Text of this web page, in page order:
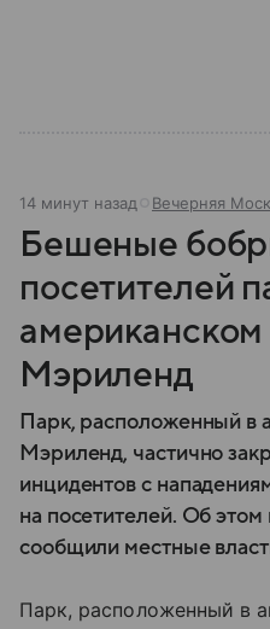
14 минут назад Вечерняя
Бешеные
посетителей
американском
Мэриленд
Парк, расположенный в
Мэриленд, частично
инцидентов с
на посетителей. Об этом
сообщили местные
Парк, расположенный в